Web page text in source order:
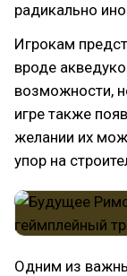
радикально
Игрокам
вроде
возможности,
игре также
желании их
упор на
Одним из